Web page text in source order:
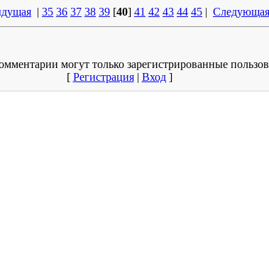
| 35 36 37 38 39 [40] 41 42 43 44 45 |
могут только зарегистрированные
[ Регистрация| Вход]